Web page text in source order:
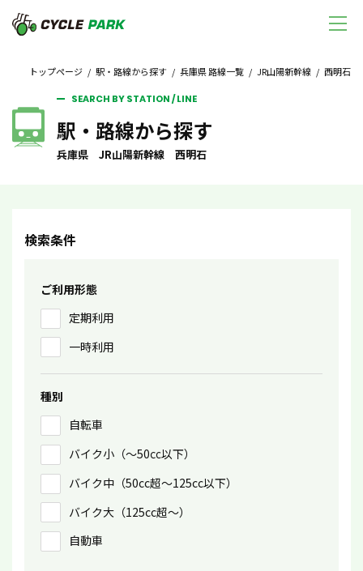
トップページ / 駅・路線から探す / 兵庫県 路線一覧 / JR山陽新幹線 / 西明石
SEARCH BY STATION / LINE
駅・路線から探す
兵庫県 JR山陽新幹線 西明石
検索条件
ご利用形態
定期利用
一時利用
種別
自転車
バイク小（〜50㏄以下）
バイク中（50cc超〜125cc以下）
バイク大（125cc超〜）
自動車